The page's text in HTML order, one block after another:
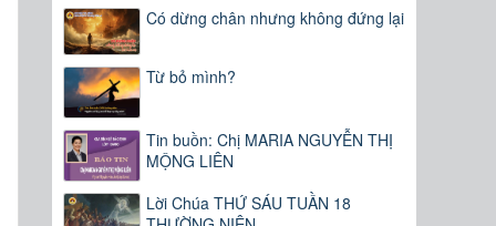
Có dừng chân nhưng không đứng lại
Từ bỏ mình?
Tin buồn: Chị MARIA NGUYỄN THỊ
MỘNG LIÊN
Lời Chúa THỨ SÁU TUẦN 18